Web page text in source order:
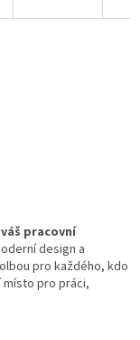
pracovní
design a
pro každého, kdo
pro práci,